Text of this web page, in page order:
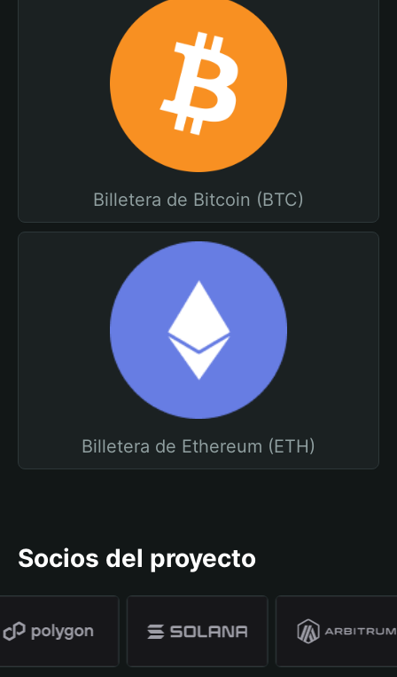
Billetera de Bitcoin (BTC)
Billetera de Ethereum (ETH)
Socios del proyecto